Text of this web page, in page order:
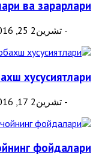
ва зарарлари
- تشرين2 25, 2016
хусусиятлари
- تشرين2 17, 2016
фойдалари